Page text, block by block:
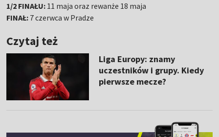
1/2 FINAŁU: 11 maja oraz rewanże 18 maja
FINAŁ: 7 czerwca w Pradze
Czytaj też
Liga Europy: znamy
uczestników i grupy. Kiedy
pierwsze mecze?